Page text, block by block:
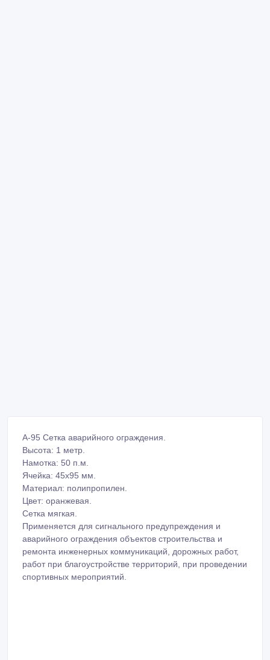
А-95 Сетка аварийного ограждения.
Высота: 1 метр.
Намотка: 50 п.м.
Ячейка: 45х95 мм.
Материал: полипропилен.
Цвет: оранжевая.
Сетка мягкая.
Применяется для сигнального предупреждения и
аварийного ограждения объектов строительства и
ремонта инженерных коммуникаций, дорожных работ,
работ при благоустройстве территорий, при проведении
спортивных мероприятий.